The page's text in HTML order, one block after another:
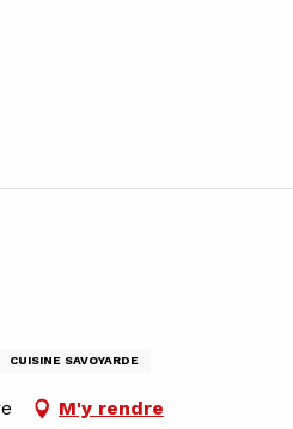
CUISINE SAVOYARDE
M'y rendre